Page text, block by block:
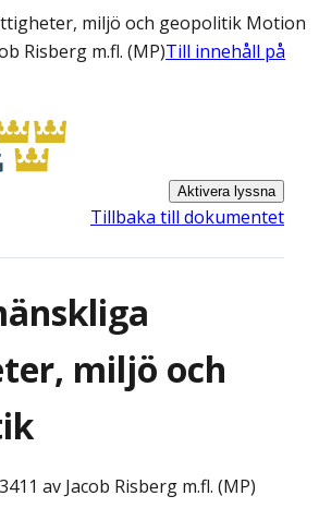
miljö och geopolitik Motion
Risberg m.fl. (MP)Till innehåll på
Aktivera lyssna
Tillbaka till dokumentet
miljö och
av Jacob Risberg m.fl. (MP)